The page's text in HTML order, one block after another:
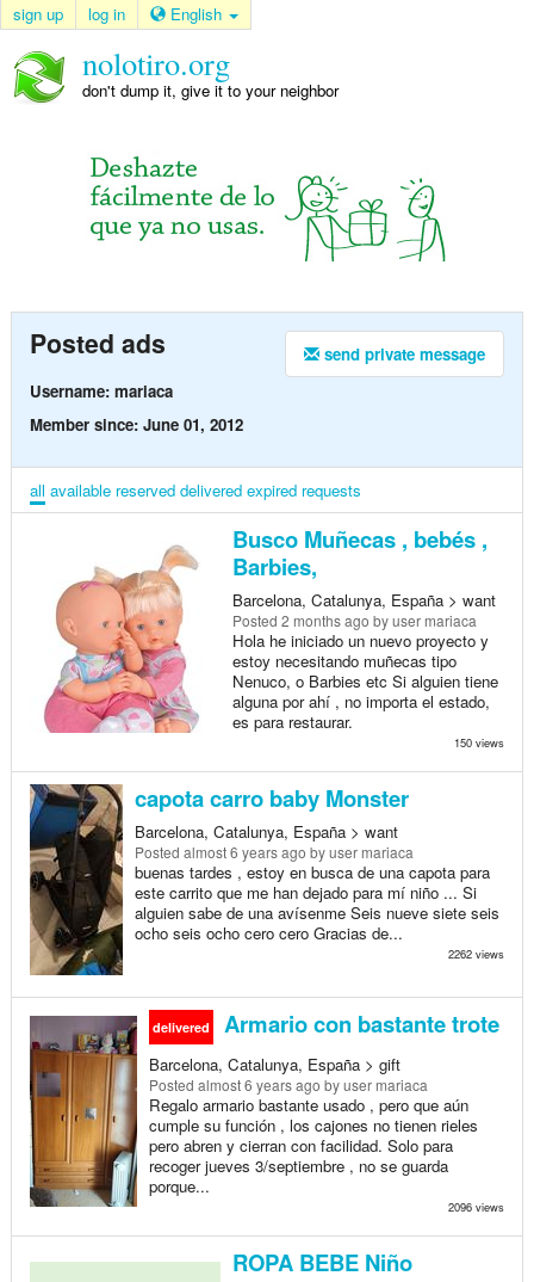
sign up log in English
nolotiro.org
don't dump it, give it to your neighbor
send private message
Posted ads
Username: mariaca
Member since: June 01, 2012
all available reserved delivered expired requests
Busco Muñecas , bebés ,
Barbies,
Barcelona, Catalunya, España > want
Posted 2 months ago by user mariaca
Hola he iniciado un nuevo proyecto y
estoy necesitando muñecas tipo
Nenuco, o Barbies etc Si alguien tiene
alguna por ahí , no importa el estado,
es para restaurar.
150 views
capota carro baby Monster
Barcelona, Catalunya, España > want
Posted almost 6 years ago by user mariaca
buenas tardes , estoy en busca de una capota para
este carrito que me han dejado para mí niño ... Si
alguien sabe de una avísenme Seis nueve siete seis
ocho seis ocho cero cero Gracias de...
2262 views
delivered Armario con bastante trote
Barcelona, Catalunya, España > gift
Posted almost 6 years ago by user mariaca
Regalo armario bastante usado , pero que aún
cumple su función , los cajones no tienen rieles
pero abren y cierran con facilidad. Solo para
recoger jueves 3/septiembre , no se guarda
porque...
2096 views
ROPA BEBE Niño